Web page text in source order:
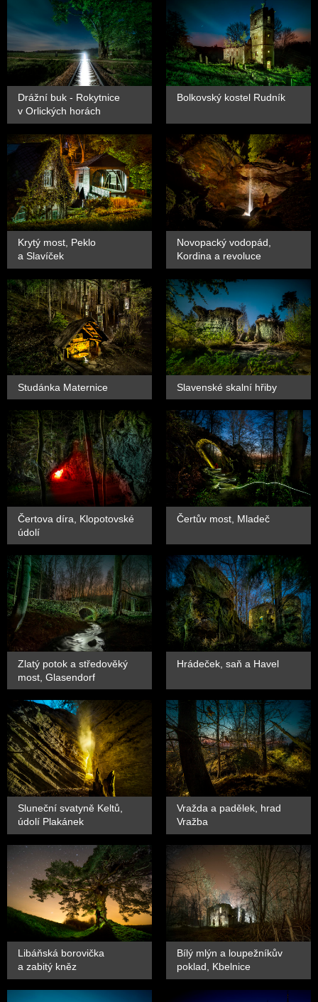
Drážní buk - Rokytnice
v Orlických horách
Bolkovský kostel Rudník
Krytý most, Peklo
a Slavíček
Novopacký vodopád,
Kordina a revoluce
Studánka Maternice Slavenské skalní hřiby
Čertova díra, Klopotovské
údolí
Čertův most, Mladeč
Zlatý potok a středověký
most, Glasendorf
Hrádeček, saň a Havel
Sluneční svatyně Keltů,
údolí Plakánek
Vražda a padělek, hrad
Vražba
Libáňská borovička
a zabitý kněz
Bílý mlýn a loupežníkův
poklad, Kbelnice